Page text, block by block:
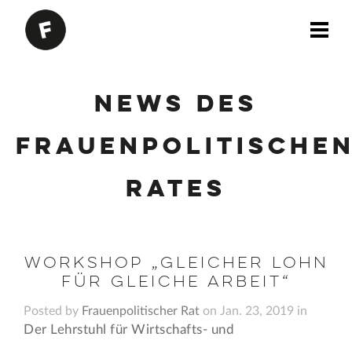
News des
Rates
Workshop „gleicher Lohn
für gleiche Arbeit“
Posted by Frauenpolitischer Rat on Jan. 23, 2019 in
Der Lehrstuhl für Wirtschafts- und